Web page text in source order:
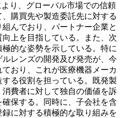
り、グローバル市場での信頼
購買先や製造委託先に対する
んでおり、パートナー企業と
上を目指している。また、次
的な姿勢を示している。特に
レンズの開発及び発売が、今
おり、これが医療機器メーカ
る役割を担っている。既発製
費者に対して独自の価値を訴
保する。同時に、子会社を含
に対する積極的な取り組みを